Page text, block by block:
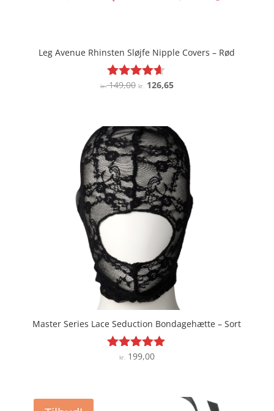
Leg Avenue Rhinsten Sløjfe Nipple Covers – Rød
Vurderet
kr.149,00 Den
var:
kr. 149,00.
kr.126,65Den
er:
kr. 126,65.
Master Series Lace Seduction Bondagehætte – Sort
Vurderet
kr.199,00